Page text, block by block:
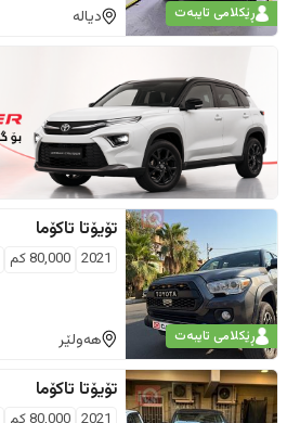
ڕێکلامی تایبەت دیالە
ڕێکلامی تایبەت
تۆیۆتا تاکۆما
2021
80,000كم
هەولێر
تۆیۆتا تاکۆما